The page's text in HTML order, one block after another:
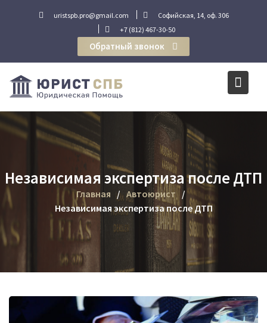
uristspb.pro@gmail.com
Софийская, 14, оф. 306
+7 (812) 467-30-50
Обратный звонок
Независимая экспертиза после ДТП
Главная
Автоюрист
Независимая экспертиза после ДТП